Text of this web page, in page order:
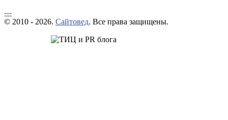
---
© 2010 - 2026. Сайтовед. Все права защищены.